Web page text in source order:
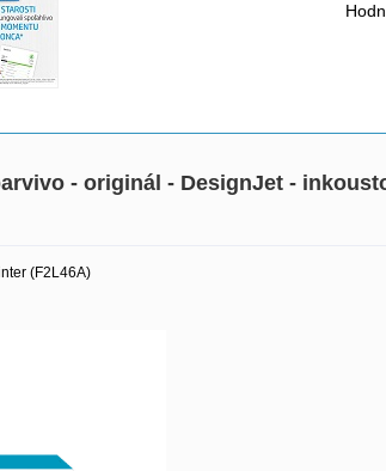
- originál - DesignJet -
(F2L46A)